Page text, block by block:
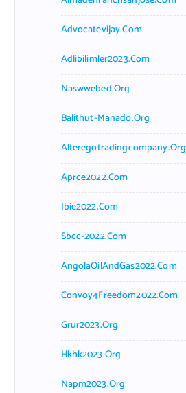
Advocatevijay.com
Adlibilimler2023.com
Naswwebed.org
Balithut-Manado.org
Alteregotradingcompany.org
Aprce2022.com
Ibie2022.com
Sbcc-2022.com
AngolaOilAndGas2022.com
Convoy4Freedom2022.com
Grur2023.org
Hkhk2023.org
Napm2023.org